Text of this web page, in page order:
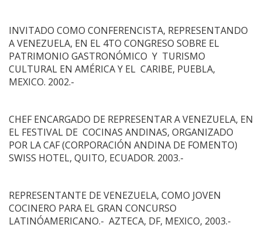
INVITADO COMO CONFERENCISTA, REPRESENTANDO
A VENEZUELA, EN EL 4TO CONGRESO SOBRE EL
PATRIMONIO GASTRONÓMICO Y TURISMO
CULTURAL EN AMÉRICA Y EL CARIBE, PUEBLA,
MEXICO. 2002.-
CHEF ENCARGADO DE REPRESENTAR A VENEZUELA, EN
EL FESTIVAL DE COCINAS ANDINAS, ORGANIZADO
POR LA CAF (CORPORACIÓN ANDINA DE FOMENTO)
SWISS HOTEL, QUITO, ECUADOR. 2003.-
REPRESENTANTE DE VENEZUELA, COMO JOVEN
COCINERO PARA EL GRAN CONCURSO
LATINÓAMERICANO.- AZTECA, DF, MEXICO, 2003.-